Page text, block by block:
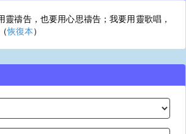
靈禱告，也要用心思禱告；我要用靈歌唱，
恢復本）